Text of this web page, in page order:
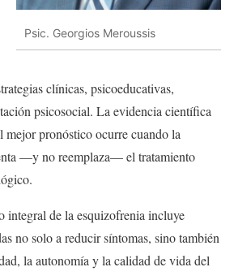
Psic. Georgios Meroussis
clínicas, psicoeducativas,
psicosocial. La evidencia científica
mejor pronóstico ocurre cuando la
—y no reemplaza— el tratamiento
integral de la esquizofrenia incluye
no solo a reducir síntomas, sino también
la autonomía y la calidad de vida del